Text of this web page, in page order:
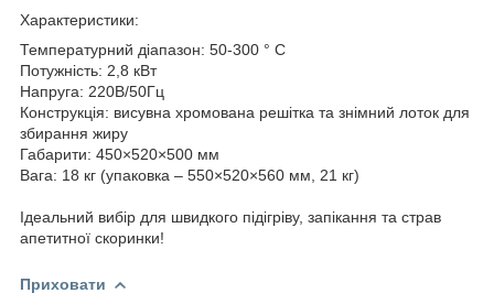
Характеристики:
Температурний діапазон: 50-300 ° C
Потужність: 2,8 кВт
Напруга: 220В/50Гц
Конструкція: висувна хромована решітка та знімний лоток для
збирання жиру
Габарити: 450×520×500 мм
Вага: 18 кг (упаковка – 550×520×560 мм, 21 кг)
Ідеальний вибір для швидкого підігріву, запікання та страв
апетитної скоринки!
Приховати